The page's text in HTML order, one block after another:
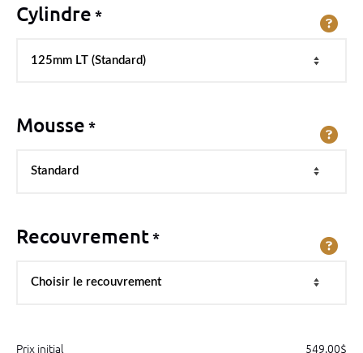
Cylindre *
Mousse *
Recouvrement*
Prix initial 549.00$